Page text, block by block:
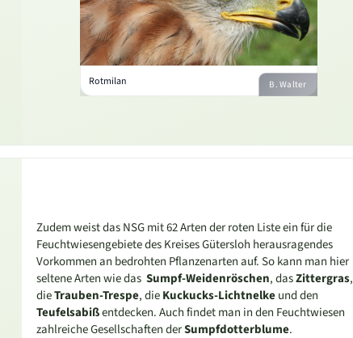
Rotmilan B. Walter
Zudem weist das NSG mit 62 Arten der roten Liste ein für die
Feuchtwiesengebiete des Kreises Gütersloh herausragendes
Vorkommen an bedrohten Pflanzenarten auf. So kann man hier
seltene Arten wie dasSumpf-Weidenröschen, dasZittergras,
dieTrauben-Trespe, die Kuckucks-Lichtnelke und den
Teufelsabißentdecken. Auch findet man in den Feuchtwiesen
zahlreiche Gesellschaften derSumpfdotterblume.